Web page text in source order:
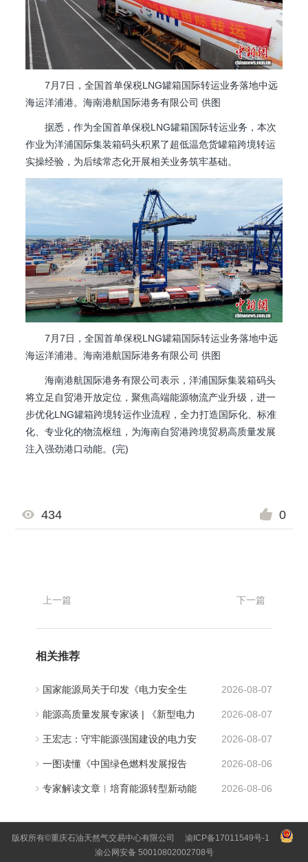
7月7日，全国首单保税LNG罐箱国际转运业务落地中远
海运洋浦港。海南港航国际港务有限公司 供图
据悉，作为全国首单保税LNG罐箱国际转运业务，本次
作业为洋浦国际集装箱码头积累了超低温危货罐箱跨境转运
实操经验，为后续常态化开展相关业务筑牢基础。
7月7日，全国首单保税LNG罐箱国际转运业务落地中远
海运洋浦港。海南港航国际港务有限公司 供图
海南港航国际港务有限公司表示，洋浦国际集装箱码头
将立足自贸港开放定位，聚焦高端能源物流产业升级，进一
步优化LNG罐箱跨境转运作业流程，全力打造国际化、标准
化、专业化的物流枢纽，为海南自贸港跨境贸易高质量发展
注入强劲港口动能。(完)
434 0
上一篇 下一篇
相关推荐
2026-08-07
国家能源局关于印发《电力安全生
产“十五五”行动计划》的通知 2026-08-07
能源高质量发展专家谈 | 《新型电力
系统建设“十五五”规划》解读 2026-08-07
王宏志：守牢能源强国建设的电力安
全底线 2026-08-06
一图读懂《中国绿色燃料发展报告
（2026）》 2026-08-06
专家解读文章︱培育能源转型新动能
版权所有©重庆石油天然气交易中心有限公司
渝ICP备17011549号-1
渝公网安备 50010802002708号